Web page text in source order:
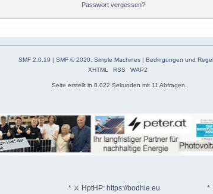
Passwort vergessen?
SMF 2.0.19 | SMF © 2020, Simple Machines| Bedingungen und
XHTML
RSS WAP2
Seite erstellt in 0.022 Sekunden mit 11 Abfragen.
* ⚔ HptHP: https://bodhie.eu *